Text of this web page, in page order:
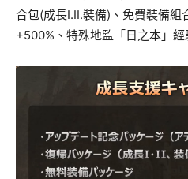
合包(成長I.II.裝備)、免費裝備組
+500%、特殊地監「日之本」